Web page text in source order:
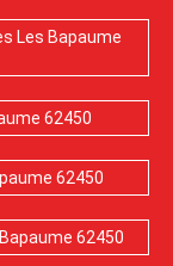
Les Bapaume
62450
62450
62450